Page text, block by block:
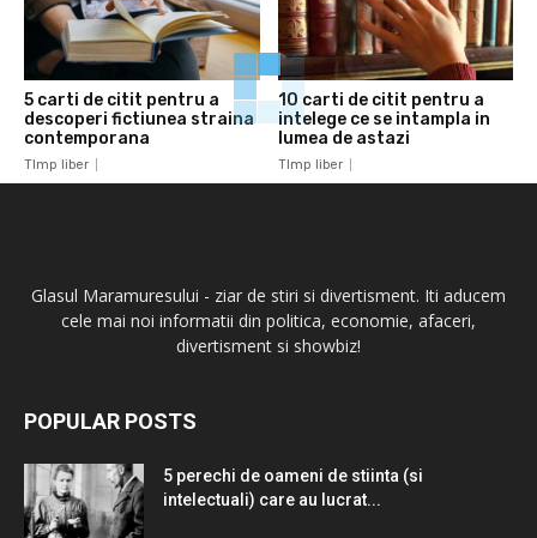
5 carti de citit pentru a
descoperi fictiunea straina
contemporana
TImp liber
10 carti de citit pentru a
intelege ce se intampla in
lumea de astazi
TImp liber
Glasul Maramuresului - ziar de stiri si divertisment. Iti aducem
cele mai noi informatii din politica, economie, afaceri,
divertisment si showbiz!
POPULAR POSTS
5 perechi de oameni de stiinta (si
intelectuali) care au lucrat...